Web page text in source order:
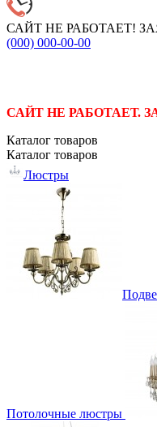
САЙТ НЕ РАБОТАЕТ!
(000) 000-00-00
САЙТ НЕ РАБОТАЕТ.
Каталог товаров
Каталог товаров
Люстры
Потолочные люстры